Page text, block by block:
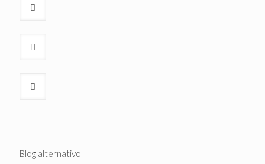
Blog alternativo